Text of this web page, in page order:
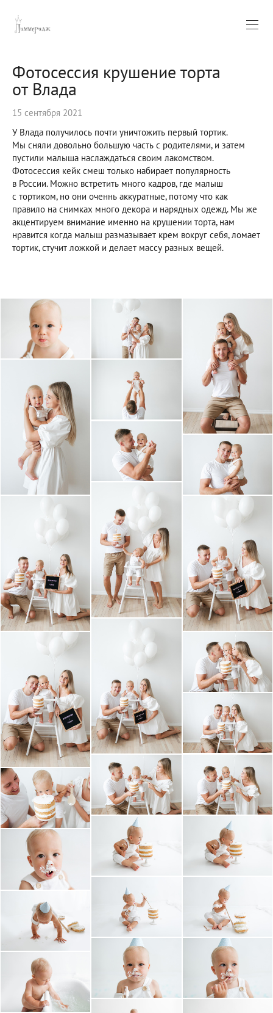
Фотосессия крушение торта
от Влада
15 сентября 2021
У Влада получилось почти уничтожить первый тортик.
Мы сняли довольно большую часть с родителями, и затем
пустили малыша наслаждаться своим лакомством.
Фотосессия кейк смеш только набирает популярность
в России. Можно встретить много кадров, где малыш
с тортиком, но они оченнь аккуратные, потому что как
правило на снимках много декора и нарядных одежд. Мы же
акцентируем внимание именно на крушении торта, нам
нравится когда малыш размазывает крем вокруг себя, ломает
тортик, стучит ложкой и делает массу разных вещей.